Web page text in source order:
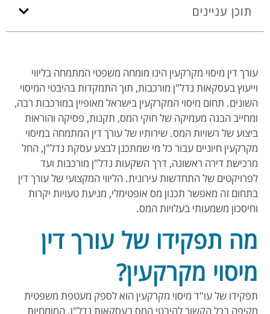
תוכן עניינים
עורך דין מיסוי מקרקעין הינו מומחה משפטי המתמחה בליווי
וייעוץ בעסקאות נדל"ן מורכבות, תוך התמקדות בהיבטי המיסוי
השונים. תחום מיסוי המקרקעין בישראל מאופיין במורכבות רבה,
ומחייב הבנה מעמיקה של חוקי המס, תקנות, פסיקה והוראות
ביצוע של רשויות המס. שירותיו של עורך דין המתמחה במיסוי
מקרקעין חיוניים עבור כל מי שמתכנן לבצע עסקת נדל"ן, החל
מרכישת דירה ראשונה, דרך השקעות נדל"ן מורכבות ועד
לפרויקטים של התחדשות עירונית. הליווי המקצועי של עורך דין
בתחום זה מאפשר תכנון מס אופטימלי, מניעת טעויות יקרות
וחיסכון משמעותי בעלויות המס.
מה תפקידו של עורך דין
מיסוי מקרקעין?
תפקידו של עו"ד מיסוי מקרקעין הוא לספק מעטפת משפטית
מקיפה בכל הקשור להיבטי המס בעסקאות נדל"ן. המומחיות